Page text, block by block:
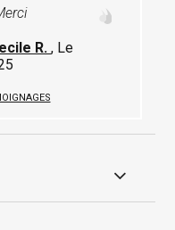
R. , Le